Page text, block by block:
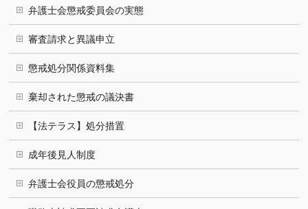
弁護士会懲戒委員会の実態
審査請求と異議申立
懲戒処分関係資料集
棄却された懲戒の議決書
【法テラス】処分措置
成年後見人制度
弁護士会役員の懲戒処分